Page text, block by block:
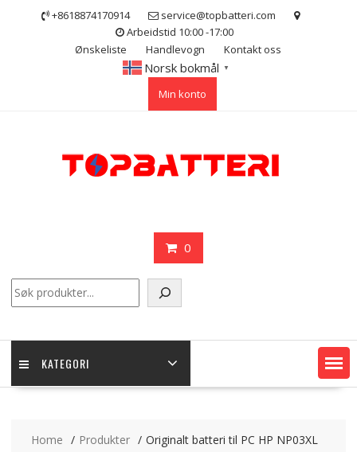
+8618874170914
service@topbatteri.com
Arbeidstid 10:00 -17:00
Ønskeliste
Handlevogn Kontakt oss
Norsk bokmål ▼
Min konto
0
KATEGORI
Home Produkter Originalt batteri til PC HP NP03XL